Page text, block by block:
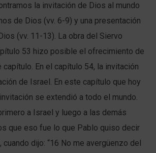
la invitación de Dios al mundo
de Dios (vv. 6-9) y una presentación
(vv. 11-13). La obra del Siervo
53 hizo posible el ofrecimiento de
En el capítulo 54, la invitación
de Israel. En este capítulo que hoy
se extendió a todo el mundo.
a Israel y luego a las demás
que eso fue lo que Pablo quiso decir
cuando dijo: “16 No me avergüenzo del